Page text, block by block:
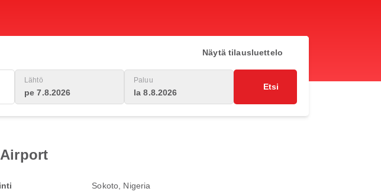
Näytä tilausluettelo
Lähtö
pe 7.8.2026
Paluu
la 8.8.2026
Etsi
Sokoto, Nigeria